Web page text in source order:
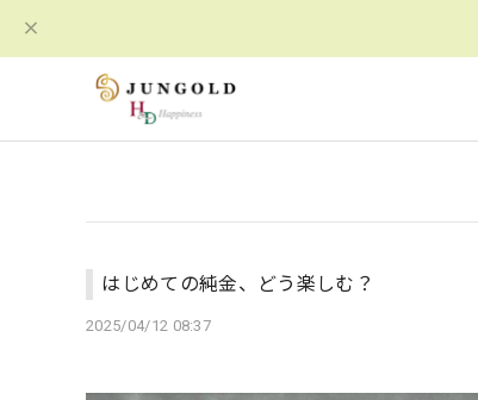
はじめての純金、どう楽しむ？
2025/04/12 08:37